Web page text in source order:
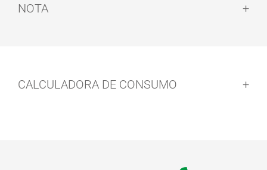
NOTA
CALCULADORA DE CONSUMO